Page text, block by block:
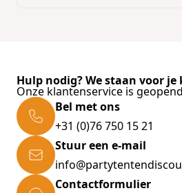
Hulp nodig? We staan voor je
Onze klantenservice is
Bel met ons
+31 (0)76 750 15 21
Stuur een e-mail
Contactformulier